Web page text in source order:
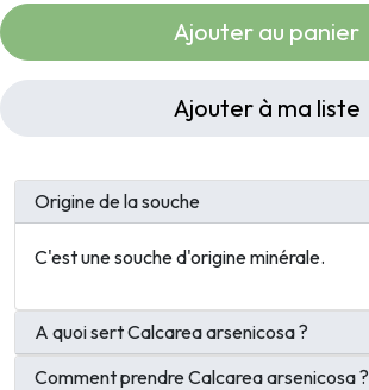
Ajouter au panier
Ajouter à ma liste
Origine de la souche
C'est une souche d'origine minérale.
A quoi sert Calcarea arsenicosa ?
Comment prendre Calcarea arsenicosa ?